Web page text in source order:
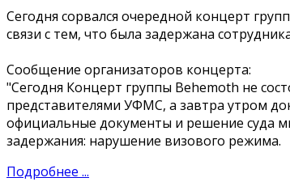
Сегодня сорвался очередной концерт
связи с тем, что была задержана
Сообщение организаторов концерта:
"Сегодня Концерт группы Behemoth не
представителями УФМС, а завтра утром
официальные документы и решение суда
задержания: нарушение визового режима.
Подробнее ...